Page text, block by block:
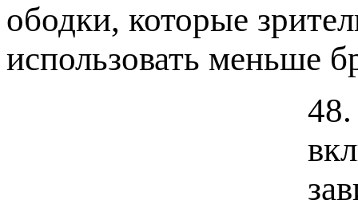
ободки, которые
использовать меньше